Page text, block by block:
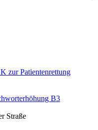
zur Patientenrettung
B3
Straße